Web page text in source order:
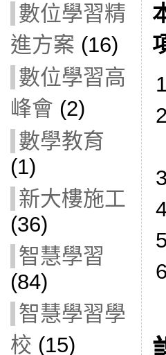
數位學習精
進方案 (16)
數位學習高
峰會 (2)
數學教育
(1)
新大樓施工
(36)
智慧學習
(84)
智慧學習學
校 (15)